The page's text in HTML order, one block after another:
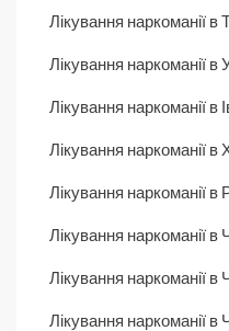
Лікування наркоманії в
Лікування наркоманії в
Лікування наркоманії в
Лікування наркоманії
Лікування наркоманії в
Лікування наркоманії в
Лікування наркоманії в
Лікування наркоманії в